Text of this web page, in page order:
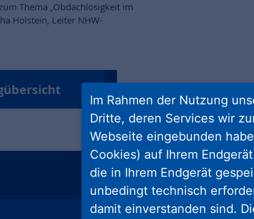
Thema „Obdachlosigkeit im
Holstein, Leiter NHW-
instagramfacebook
Im Rahmen der Nutzung
Dritte, deren Services wir
Webseite eingebunden
Cookies) auf Ihrem
die in Ihrem Endgerät
unbedingt technisch
damit einverstanden sind.